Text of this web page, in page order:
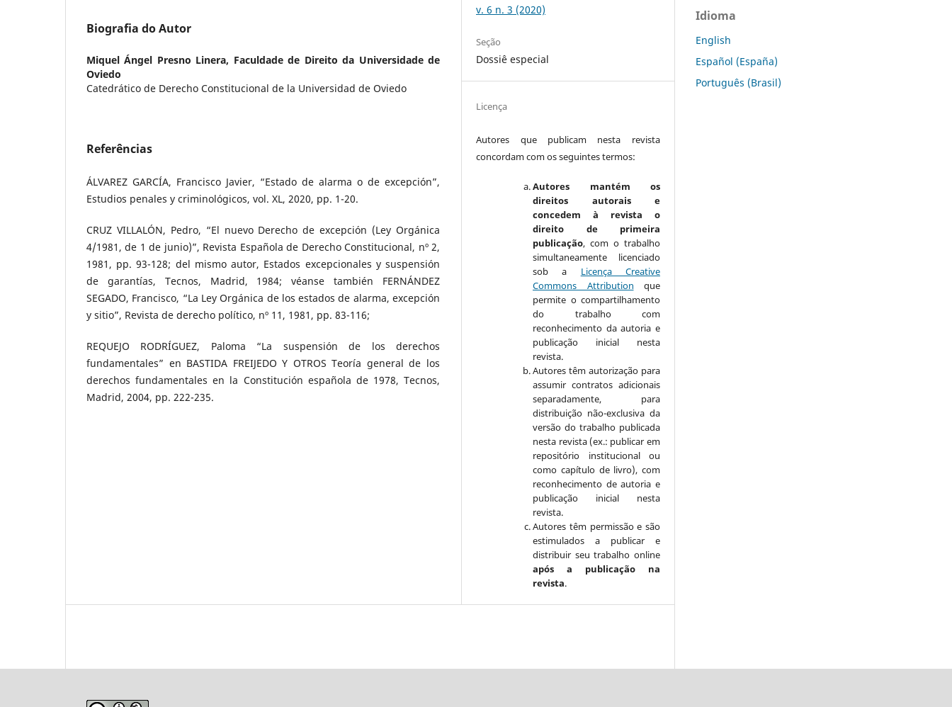
Biografia do Autor
Miquel Ángel Presno Linera, Faculdade de Direito da Universidade de
Oviedo
Catedrático de Derecho Constitucional de la Universidad de Oviedo
Referências
ÁLVAREZ GARCÍA, Francisco Javier, “Estado de alarma o de excepción”,
Estudios penales y criminológicos, vol. XL, 2020, pp. 1-20.
CRUZ VILLALÓN, Pedro, “El nuevo Derecho de excepción (Ley Orgánica
4/1981, de 1 de junio)”, Revista Española de Derecho Constitucional, nº 2,
1981, pp. 93-128; del mismo autor, Estados excepcionales y suspensión
de garantías, Tecnos, Madrid, 1984; véanse también FERNÁNDEZ
SEGADO, Francisco, “La Ley Orgánica de los estados de alarma, excepción
y sitio”, Revista de derecho político, nº 11, 1981, pp. 83-116;
REQUEJO RODRÍGUEZ, Paloma “La suspensión de los derechos
fundamentales” en BASTIDA FREIJEDO Y OTROS Teoría general de los
derechos fundamentales en la Constitución española de 1978, Tecnos,
Madrid, 2004, pp. 222-235.
v. 6 n. 3 (2020)
Seção
Dossiê especial
Licença
Autores que publicam nesta revista
concordam com os seguintes termos:
Autores mantém os
direitos autorais e
concedem à revista o
direito de primeira
publicação, com o trabalho
simultaneamente licenciado
sob a Licença Creative
Commons Attribution que
permite o compartilhamento
do trabalho com
reconhecimento da autoria e
publicação inicial nesta
revista.
Autores têm autorização para
assumir contratos adicionais
separadamente, para
distribuição não-exclusiva da
versão do trabalho publicada
nesta revista (ex.: publicar em
repositório institucional ou
como capítulo de livro), com
reconhecimento de autoria e
publicação inicial nesta
revista.
Autores têm permissão e são
estimulados a publicar e
distribuir seu trabalho online
após a publicação na
revista.
Idioma
English
Español (España)
Português (Brasil)